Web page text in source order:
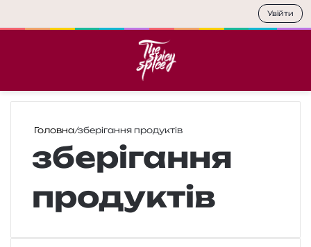
Головна/зберігання продуктів
зберігання
продуктів
Увійти